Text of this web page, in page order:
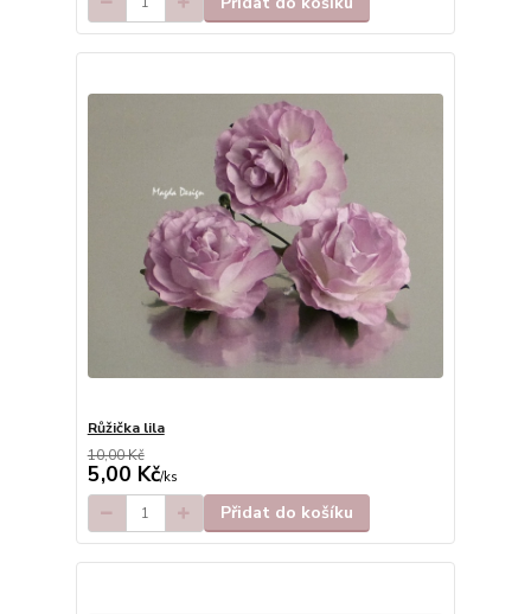
Růžička lila
10,00 Kč
5,00 Kč/ks
Přidat do košíku